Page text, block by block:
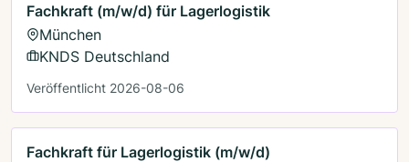
Fachkraft (m/w/d) für Lagerlogistik
München
KNDS Deutschland
Veröffentlicht 2026-08-06
Fachkraft für Lagerlogistik (m/w/d)